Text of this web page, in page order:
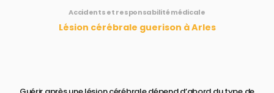
Accidents et responsabilité médicale
Lésion cérébrale guerison à Arles